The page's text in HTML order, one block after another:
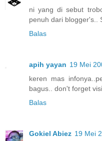
ni yang di sebut
penuh dari blogger's..
Balas
apih yayan 19 Mei
keren mas
bagus.. don't forget
Balas
Gokiel Abiez 19 Mei